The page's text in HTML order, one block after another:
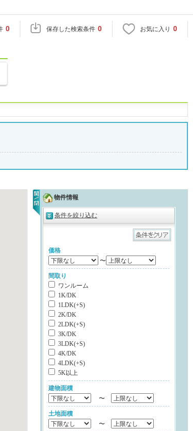
0 保存した検索条件 0 お気に入り 0
物件情報
条件を絞り込む
価格
〜
間取り
ワンルーム
1K/DK
1LDK(+S)
2K/DK
2LDK(+S)
3K/DK
3LDK(+S)
4K/DK
4LDK(+S)
5K以上
建物面積
〜
土地面積
〜